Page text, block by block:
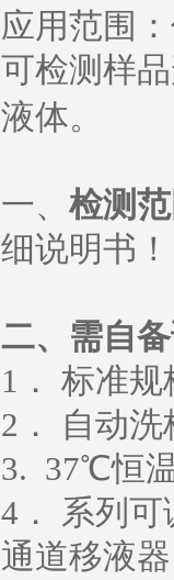
应用范围
可检测样
液体。
一、 检测
细说明书 ！
二、需自
1 ． 标准
2 ． 自动
3. 37℃恒
4 ． 系列
通道移液